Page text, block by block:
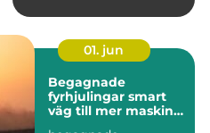
01. jun
Begagnade
fyrhjulingar smart
väg till mer maskin